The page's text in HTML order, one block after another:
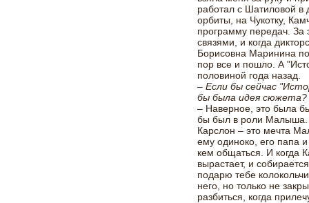
работал с Шатиловой
орбиты, на Чукотку,
программу передач. За
связями, и когда
Борисовна Маринина
пор все и пошло. А
половиной года назад.
– Если бы сейчас
бы была идея сюжета?
– Наверное, это была
бы был в роли Малыша.
Карслон – это мечта
ему одиноко, его папа
кем общаться. И когда
вырастает, и
подарю тебе
него, но только не
разбиться, когда